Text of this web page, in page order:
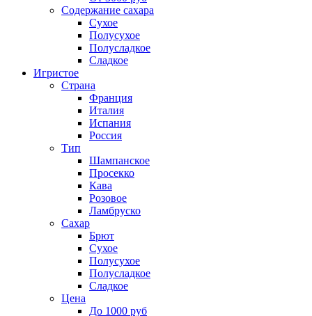
Содержание сахара
Сухое
Полусухое
Полусладкое
Сладкое
Игристое
Страна
Франция
Италия
Испания
Россия
Тип
Шампанское
Просекко
Кава
Розовое
Ламбруско
Сахар
Брют
Сухое
Полусухое
Полусладкое
Сладкое
Цена
До 1000 руб